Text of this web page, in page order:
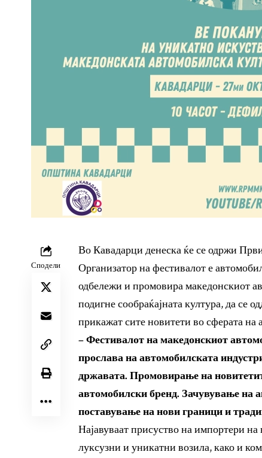
Сподели
Во Кавадарци денеска ќе се одржи
Организатор на фестивалот е
одбележи и промовира македонскиот
подигне сообраќајната култура, да се
прикажат сите новитети во сферата на
– Фестивалот на македонскиот
прослава на автомобилската
државата. Промовирање на
автомобилски бренд. Зачувување на
поставување на нови граници и
Најавуваат присуство на импортери на
луксузни и уникатни возила, како и